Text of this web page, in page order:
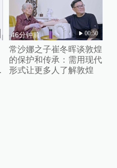
46分钟前 00:50
常沙娜之子崔冬晖谈敦煌
的保护和传承：需用现代
形式让更多人了解敦煌